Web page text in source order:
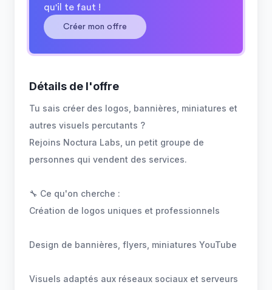
qu'il te faut !
Créer mon offre
Détails de l'offre
Tu sais créer des logos, bannières, miniatures et
autres visuels percutants ?
Rejoins Noctura Labs, un petit groupe de
personnes qui vendent des services.
🔧 Ce qu'on cherche :
Création de logos uniques et professionnels
Design de bannières, flyers, miniatures YouTube
Visuels adaptés aux réseaux sociaux et serveurs